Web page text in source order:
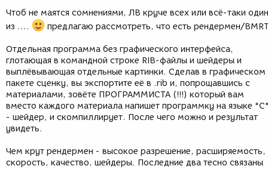
Чтоб не маятся сомнениями, ЛВ круче всех или всё-таки один
из ....
предлагаю рассмотреть, что есть рендермен/
Отдельная программа без графического интерфейса,
глотающая в командной строке RIB-файлы и шейдеры и
выплёвывающая отдельные картинки. Сделав в графическом
пакете сценку, вы экспортите её в .rib и, попрощавшись с
материалами, зовёте ПРОГРАММИСТА (!!!) который вам
вместо каждого материала напишет программку на языке
- шейдер, и скомпиллирует. После чего можно и результат
увидеть.
Чем крут рендермен - высокое разрешение, расширяемость,
скорость, качество, шейдеры. Последние два тесно связаны